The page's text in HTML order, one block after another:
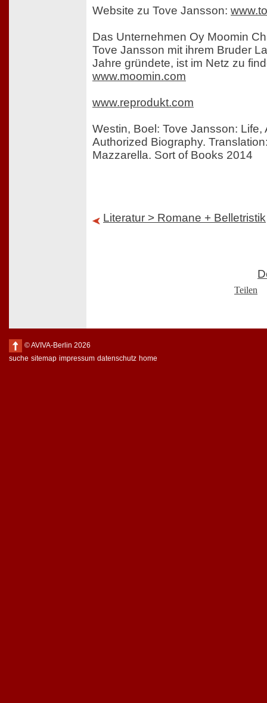
Website zu Tove Jansson:
Das Unternehmen Oy Moomin
Tove Jansson mit ihrem Bruder
Jahre gründete, ist im Netz zu
www.moomin.com
www.reprodukt.com
Westin, Boel: Tove Jansson: Life,
Authorized Biography.
Mazzarella. Sort of Books 2014
Literatur > Romane + Belletristik
Teilen
© AVIVA-Berlin 2026
suche sitemap impressum datenschutz home